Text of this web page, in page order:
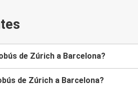
de Zúrich a Barcelona?
de Zúrich a Barcelona?